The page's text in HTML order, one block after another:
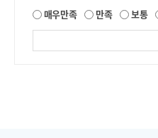
매우만족 만족 보통